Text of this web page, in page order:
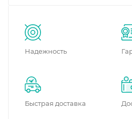
Надежность
Быстрая доставка